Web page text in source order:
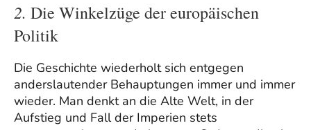
2. Die Winkelzüge der europäischen
Politik
Die Geschichte wiederholt sich entgegen
anderslautender Behauptungen immer und immer
wieder. Man denkt an die Alte Welt, in der
Aufstieg und Fall der Imperien stets